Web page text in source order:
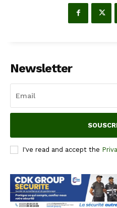
Newsletter
I've read and accept the